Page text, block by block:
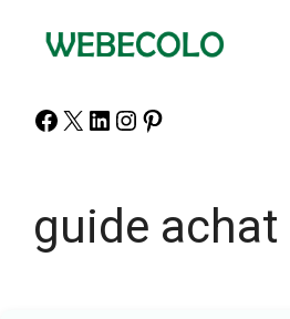
Facebook
X LinkedInInstagram
guide achat